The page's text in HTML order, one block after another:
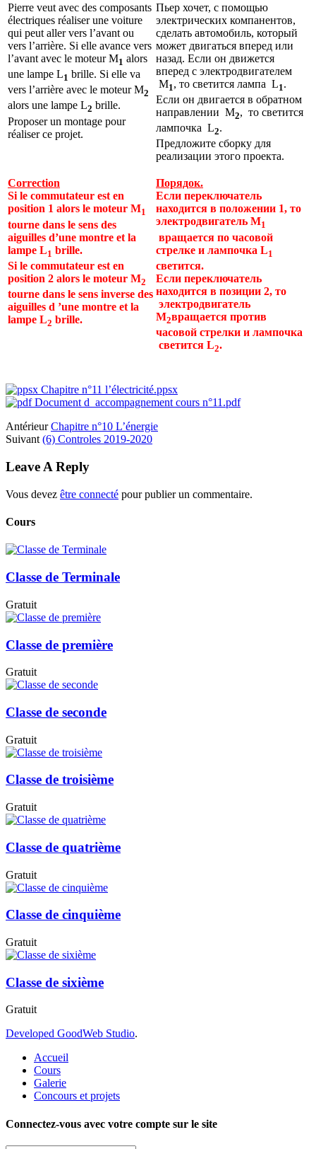
Pierre veut avec des composants
électriques réaliser une voiture
qui peut aller vers l’avant ou
vers l’arrière. Si elle avance vers
l’avant avec le moteur M1 alors
une lampe L1 brille. Si elle va
vers l’arrière avec le moteur M2
alors une lampe L2 brille.
Proposer un montage pour
réaliser ce projet.
Пьер хочет, с помощью
электрических компанентов,
сделать автомобиль, который
может двигаться вперед или
назад. Если он движется
вперед с электродвигателем
M1, то светится лампа L1.
Если он двигается в обратном
направлении M2, то светится
лампочка L2.
Предложите сборку для
реализации этого проекта.
Correction
Si le commutateur est en
position 1 alors le moteur M1
tourne dans le sens des
aiguilles d’une montre et la
lampe L1 brille.
Si le commutateur est en
position 2 alors le moteur M2
tourne dans le sens inverse des
aiguilles d ’une montre et la
lampe L2 brille.
Порядок.
Если переключатель
находится в положении 1, то
электродвигатель M1
вращается по часовой
стрелке и лампочка L1
светится.
Если переключатель
находится в позиции 2, то
электродвигатель
M2вращается против
часовой стрелки и лампочка
светится L2.
Chapitre n°11 l’électricité.ppsx
Document d_accompagnement cours n°11.pdf
Antérieur Chapitre n°10 L’énergie
Suivant (6) Controles 2019-2020
Leave A Reply
Vous devez être connecté pour publier un commentaire.
Cours
Classe de Terminale
Gratuit
Classe de première
Gratuit
Classe de seconde
Gratuit
Classe de troisième
Gratuit
Classe de quatrième
Gratuit
Classe de cinquième
Gratuit
Classe de sixième
Gratuit
Developed GoodWeb Studio.
Accueil
Cours
Galerie
Concours et projets
Connectez-vous avec votre compte sur le site